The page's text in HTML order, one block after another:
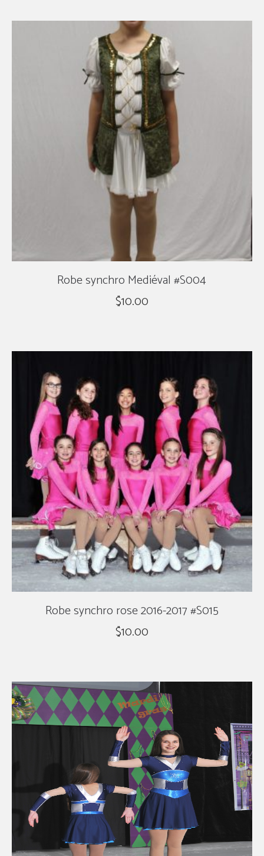
Robe synchro Mediéval #S004
$10.00
Robe synchro rose 2016-2017 #S015
$10.00